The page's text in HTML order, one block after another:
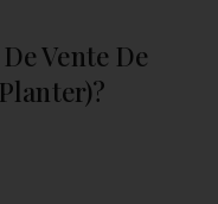
Vente De